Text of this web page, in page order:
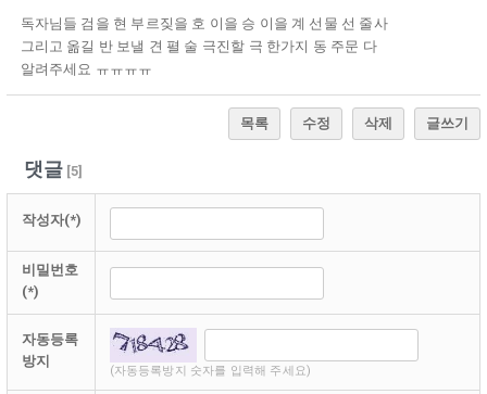
독자님들 검을 현 부르짖을 호 이을 승 이을 계 선물 선 줄사
그리고 옮길 반 보낼 견 펼 술 극진할 극 한가지 동 주문 다
알려주세요 ㅠㅠㅠㅠ
목록 수정 삭제 글쓰기
댓글[5]
작성자(*)
비밀번호
(*)
자동등록
방지
(자동등록방지 숫자를 입력해 주세요)